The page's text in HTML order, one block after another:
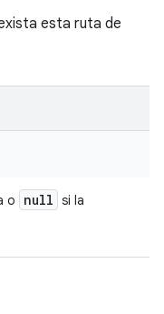
esta ruta de
o null si la